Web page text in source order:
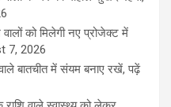
को मिलेगी नए प्रोजेक्ट में
7, 2026
बातचीत में संयम बनाए रखें, पढ़ें